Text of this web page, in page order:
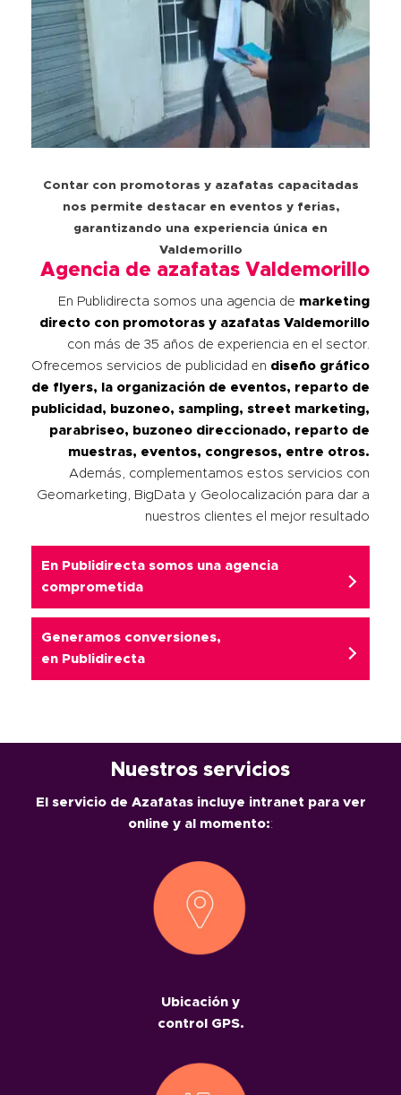
Contar con promotoras y azafatas capacitadas
nos permite destacar en eventos y ferias,
garantizando una experiencia única en
Valdemorillo
Agencia de azafatas Valdemorillo
En Publidirecta somos una agencia de marketing
directo con promotoras y azafatas Valdemorillo
con más de 35 años de experiencia en el sector.
Ofrecemos servicios de publicidad en diseño gráfico
de flyers, la organización de eventos, reparto de
publicidad, buzoneo, sampling, street marketing,
parabriseo, buzoneo direccionado, reparto de
muestras, eventos, congresos, entre otros.
Además, complementamos estos servicios con
Geomarketing, BigData y Geolocalización para dar a
nuestros clientes el mejor resultado
En Publidirecta somos una agencia
comprometida
Generamos conversiones,
en Publidirecta
Nuestros servicios
El servicio de Azafatas incluye intranet para ver
online y al momento::
Ubicación y
control GPS.